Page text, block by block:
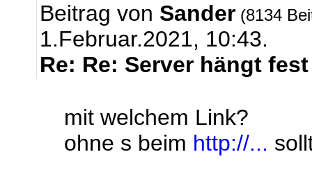
Beitrag von Sander (8134
1.Februar.2021, 10:43.
Re: Re: Server hängt fest
mit welchem Link?
ohne s beim http://...